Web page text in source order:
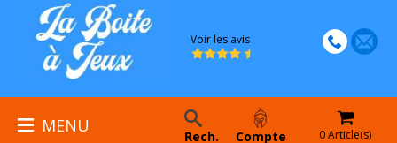
Voir les avis
MENU Rech. Compte 0 Article(s)